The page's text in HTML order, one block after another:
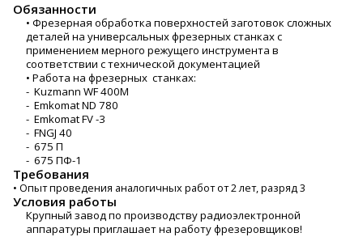
Обязанности
• Фрезерная обработка поверхностей заготовок сложных
деталей на универсальных фрезерных станках с
применением мерного режущего инструмента в
соответствии с технической документацией
• Работа на фрезерных станках:
- Kuzmann WF 400M
- Emkomat ND 780
- Emkomat FV -3
- FNGJ 40
- 675 П
- 675 ПФ-1
Требования
• Опыт проведения аналогичных работ от 2 лет, разряд 3
Условия работы
Крупный завод по производству радиоэлектронной
аппаратуры приглашает на работу фрезеровщиков!